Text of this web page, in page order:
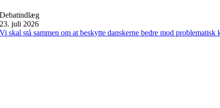
Debatindlæg
23. juli 2026
Vi skal stå sammen om at beskytte danskerne bedre mod problematisk